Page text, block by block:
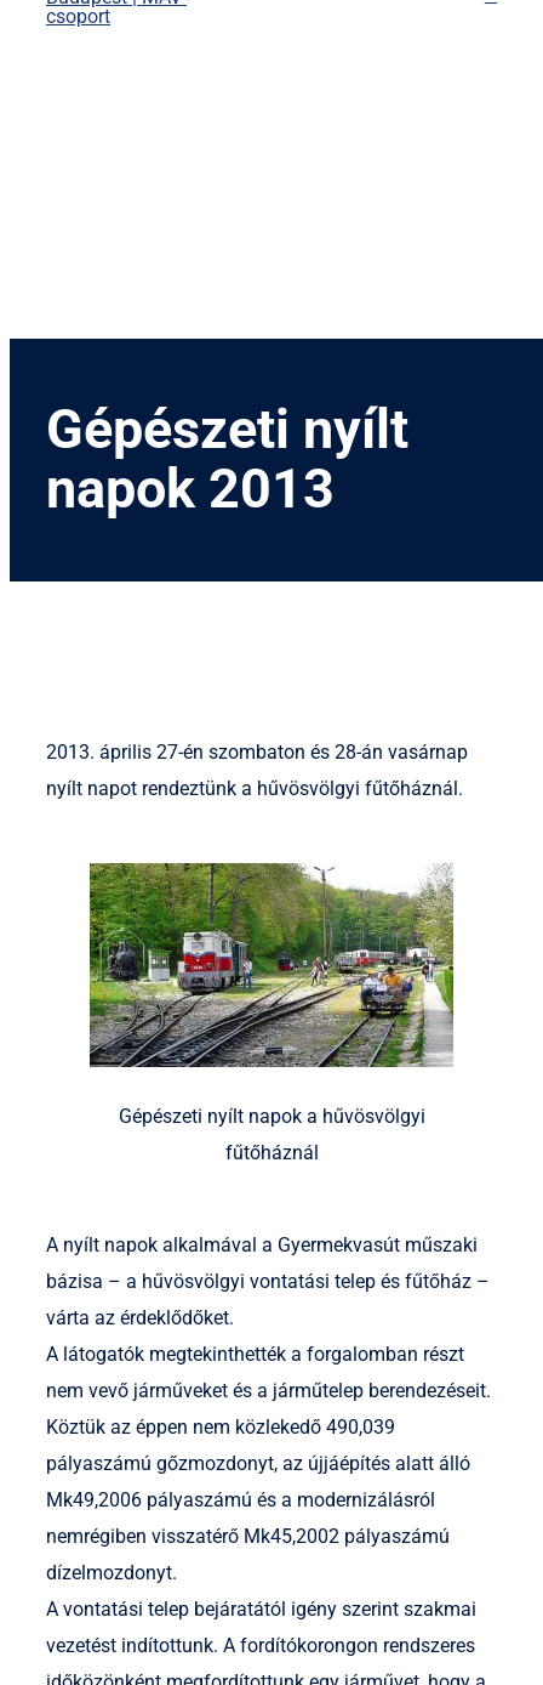
Gépészeti nyílt
napok 2013
2013. április 27-én szombaton és 28-án vasárnap
nyílt napot rendeztünk a hűvösvölgyi fűtőháznál.
Gépészeti nyílt napok a hűvösvölgyi
fűtőháznál
A nyílt napok alkalmával a Gyermekvasút műszaki
bázisa – a hűvösvölgyi vontatási telep és fűtőház –
várta az érdeklődőket.
A látogatók megtekinthették a forgalomban részt
nem vevő járműveket és a járműtelep berendezéseit.
Köztük az éppen nem közlekedő 490,039
pályaszámú gőzmozdonyt, az újjáépítés alatt álló
Mk49,2006 pályaszámú és a modernizálásról
nemrégiben visszatérő Mk45,2002 pályaszámú
dízelmozdonyt.
A vontatási telep bejáratától igény szerint szakmai
vezetést indítottunk. A fordítókorongon rendszeres